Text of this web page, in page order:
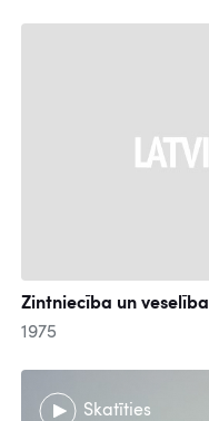
Zintniecība un veselība
1975
Skatīties